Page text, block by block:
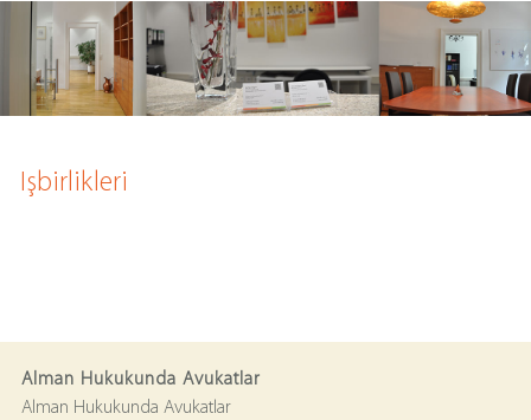
Işbirlikleri
Alman Hukukunda Avukatlar
Alman Hukukunda Avukatlar